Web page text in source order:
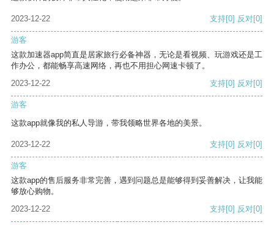
2023-12-22 支持[0] 反对[0]
游客
这款加速器app简直是居家旅行必备神器，无论是看视频、玩游戏还是工
作办公，都能畅享高速网络，再也不用担心网速卡顿了。
2023-12-22
支持[0] 反对[0]
游客
这款app就像我的私人导游，带我领略世界各地的美景。
2023-12-22 支持[0] 反对[0]
游客
这款app的售后服务非常完善，遇到问题总是能够得到妥善解决，让我能
够放心购物。
2023-12-22
支持[0] 反对[0]